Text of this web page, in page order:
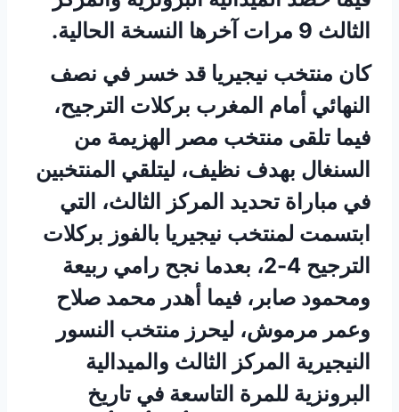
الثالث 9 مرات آخرها النسخة الحالية.
كان منتخب نيجيريا قد خسر في نصف
النهائي أمام المغرب بركلات الترجيح،
فيما تلقى منتخب مصر الهزيمة من
السنغال بهدف نظيف، ليتلقي المنتخبين
في مباراة تحديد المركز الثالث، التي
ابتسمت لمنتخب نيجيريا بالفوز بركلات
الترجيح 4-2، بعدما نجح رامي ربيعة
ومحمود صابر، فيما أهدر محمد صلاح
وعمر مرموش، ليحرز منتخب النسور
النيجيرية المركز الثالث والميدالية
البرونزية للمرة التاسعة في تاريخ